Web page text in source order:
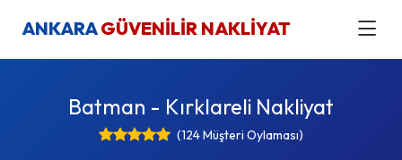
ANKARAGÜVENİLİR NAKLİYAT
Batman - Kırklareli Nakliyat
(124 Müşteri Oylaması)